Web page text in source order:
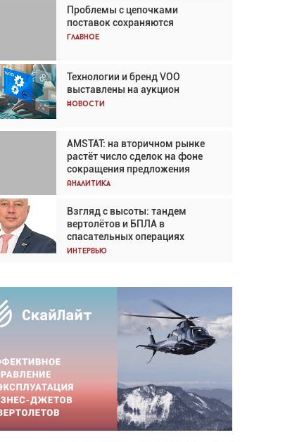
Проблемы с цепочками
поставок сохраняются
Главное
Технологии и бренд VOO
выставлены на аукцион
Новости
AMSTAT: на вторичном рынке
растёт число сделок на фоне
сокращения предложения
Аналитика
Взгляд с высоты: тандем
вертолётов и БПЛА в
спасательных операциях
Интервью
Взгляд с высоты: тандем
вертолётов и БПЛА в
спасательных операциях
Авиационный фотограф Дэйв
Кох: «Фотография говорит сама
за себя... а ИИ всё портит»
Проблемы с цепочками
поставок сохраняются
Аналитика
Частный самолёт – это актив.
Подходите к покупке
соответствующим образом
Интервью